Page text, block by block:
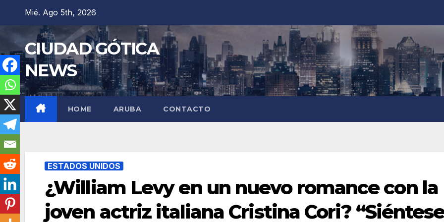
contenido
Mié. Ago 5th, 2026
CIUDAD GÓTICA
NEWS
HOME ARUBA CONTACTO
ESTADOS UNIDOS
¿William Levy en un nuevo romance con la
joven actriz italiana Cristina Cori?